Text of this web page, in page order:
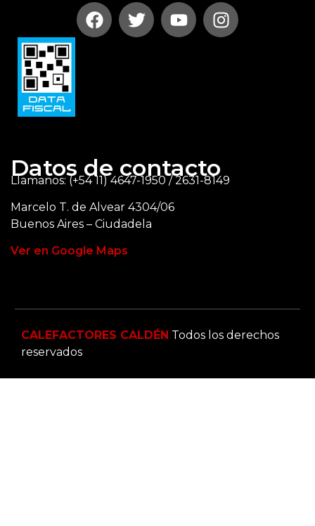
Datos de contacto
Llamanos: (+54 11) 4647-1950 / 2631-8149
Marcelo T. de Alvear 4304/06
Buenos Aires – Ciudadela
Ver en Google Maps
CALEFACTORES CALDÉN Todos los derechos
reservados